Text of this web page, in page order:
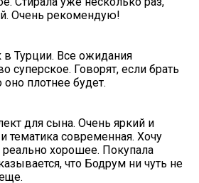
Очень рекомендую!
в Турции. Все ожидания
суперское. Говорят, если брать
плотнее будет.
для сына. Очень яркий и
тематика современная. Хочу
реально хорошее. Покупала
что Бодрум ни чуть не